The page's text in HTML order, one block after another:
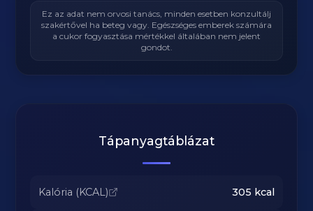
Ez az adat nem orvosi tanács, minden esetben konzultálj
szakértővel ha beteg vagy. Egészséges emberek számára
a cukor fogyasztása mértékkel általában nem jelent
gondot.
Tápanyagtáblázat
Kalória (KCAL) 305 kcal